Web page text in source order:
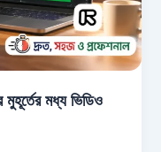
মধ্য ভিডিও